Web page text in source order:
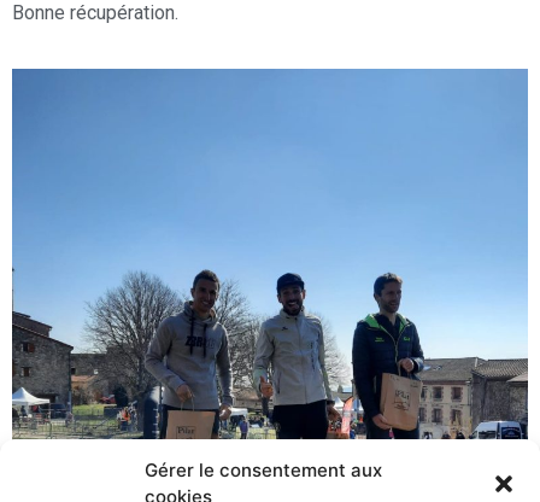
Gérer le consentement aux
cookies
Bonne récupération.